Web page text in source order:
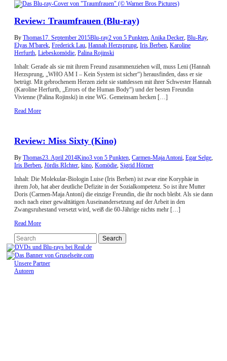
Review: Traumfrauen (Blu-ray)
By Thomas17. September 2015Blu-ray2 von 5 Punkten Anika Decker Blu-Ray,
Elyas M'barek Frederick Lau Hannah Herzsprung Iris Berben Karoline
Herfurth Liebeskomödie Palina Rojinski
Inhalt: Gerade als sie mit ihrem Freund zusammenziehen will, muss Leni (Hannah
Herzsprung, „WHO AM I – Kein System ist sicher“) herausfinden, dass er sie
betrügt. Mit gebrochenem Herzen zieht sie stattdessen mit ihrer Schwester Hannah
(Karoline Herfurth, „Errors of the Human Body“) und der besten Freundin
Vivienne (Palina Rojinski) in eine WG. Gemeinsam hecken […]
Read More
Review: Miss Sixty (Kino)
By Thomas23. April 2014Kino3 von 5 Punkten, Carmen-Maja Antoni, Egar Selge,
Iris Berben, Jördis RIchter, kino, Komödie, Sigrid Hörner
Inhalt: Die Molekular-Biologin Luise (Iris Berben) ist zwar eine Koryphäe in
ihrem Job, hat aber deutliche Defizite in der Sozialkompetenz. So ist ihre Mutter
Doris (Carmen-Maja Antoni) die einzige Freundin, die ihr noch bleibt. Als sie dann
noch nach einer gewalttätigen Auseinandersetzung auf der Arbeit in den
Zwangsruhestand versetzt wird, weiß die 60-Jährige nichts mehr […]
Read More
Unsere Partner
Autoren